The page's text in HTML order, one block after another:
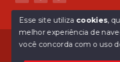
Olá! Estamos
© Copyright 2026 - ASM
Esse site utiliza cookies,
melhor experiência de
você concorda com o uso